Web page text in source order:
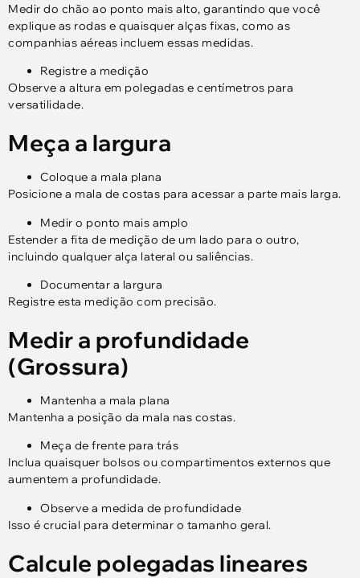
Medir do chão ao ponto mais alto, garantindo que você
explique as rodas e quaisquer alças fixas, como as
companhias aéreas incluem essas medidas.
Registre a medição
Observe a altura em polegadas e centímetros para
versatilidade.
Meça a largura
Coloque a mala plana
Posicione a mala de costas para acessar a parte mais larga.
Medir o ponto mais amplo
Estender a fita de medição de um lado para o outro,
incluindo qualquer alça lateral ou saliências.
Documentar a largura
Registre esta medição com precisão.
Medir a profundidade
(Grossura)
Mantenha a mala plana
Mantenha a posição da mala nas costas.
Meça de frente para trás
Inclua quaisquer bolsos ou compartimentos externos que
aumentem a profundidade.
Observe a medida de profundidade
Isso é crucial para determinar o tamanho geral.
Calcule polegadas lineares